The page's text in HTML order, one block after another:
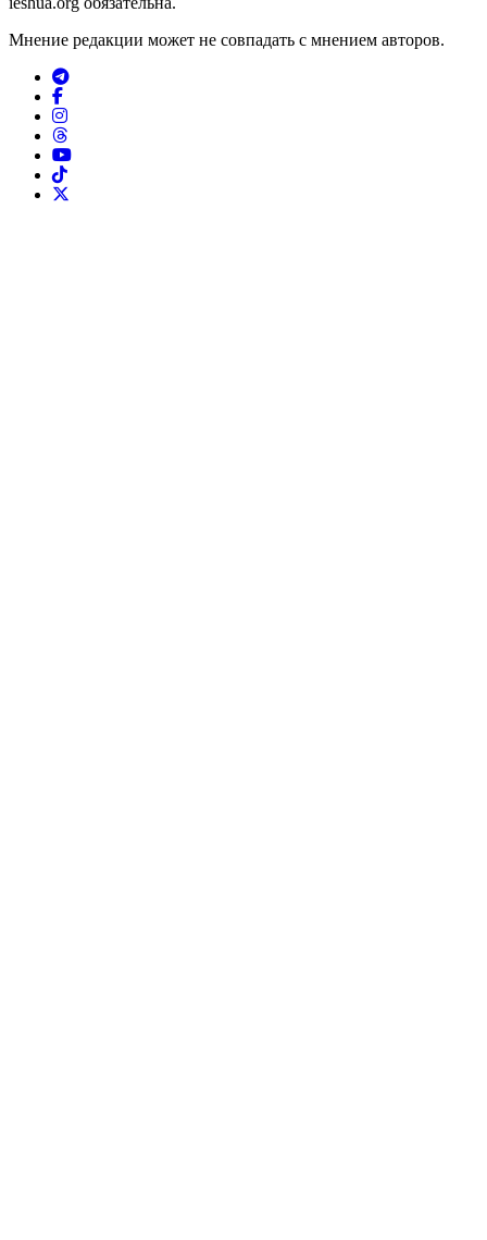
Мнение редакции может не совпадать с мнением авторов.